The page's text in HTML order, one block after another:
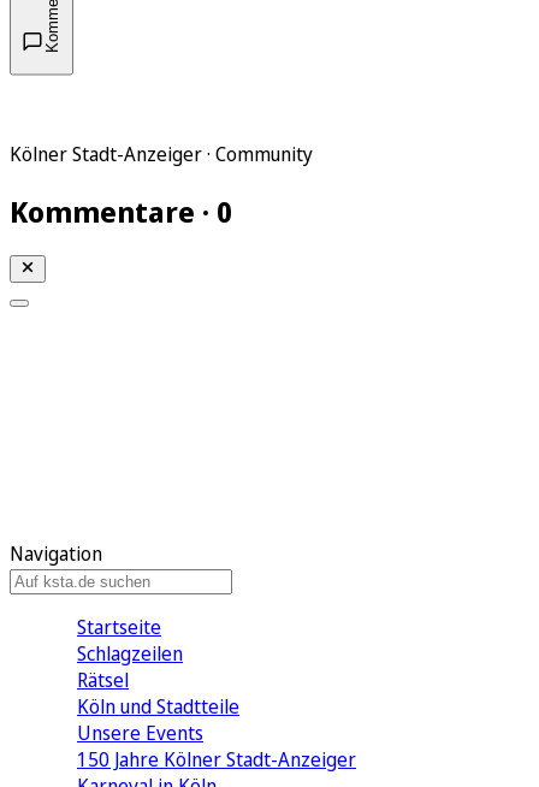
Kölner Stadt-Anzeiger · Community
Kommentare · 0
Navigation
Startseite
Schlagzeilen
Rätsel
Köln und Stadtteile
Unsere Events
150 Jahre Kölner Stadt-Anzeiger